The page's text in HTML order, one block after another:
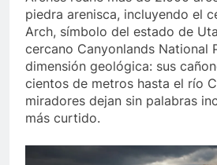
piedra arenisca, incluyendo el
Arch, símbolo del estado de
cercano Canyonlands National
dimensión geológica: sus
cientos de metros hasta el río
miradores dejan sin palabras
más curtido.